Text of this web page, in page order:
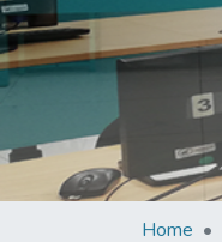
Home